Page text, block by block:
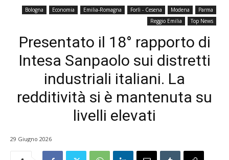
Bologna Economia Emilia-Romagna Forlì - Cesena Modena
Parma
Reggio Emilia
Top News
Presentato il 18° rapporto di
Intesa Sanpaolo sui distretti
industriali italiani. La
redditività si è mantenuta su
livelli elevati
29 Giugno 2026